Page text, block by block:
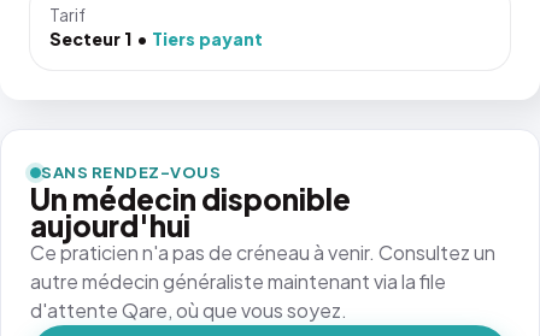
Tarif
Secteur 1
Tiers payant
SANS RENDEZ-VOUS
Un médecin disponible
aujourd'hui
Ce praticien n'a pas de créneau à venir. Consultez un
autre médecin généraliste maintenant via la file
d'attente Qare, où que vous soyez.